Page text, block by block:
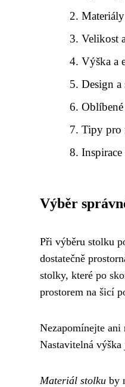
Velikost
Výška a
Design a
Tipy pro
Výběr
Při výběru stolku
dostatečně
stolky, které po
prostorem na šicí
Nezapomínejte ani
Nastavitelná
Materiál stolku by